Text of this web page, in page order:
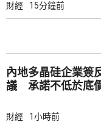
財經 15分鐘前
內地多晶硅企業簽
議 承諾不低於底
財經 1小時前